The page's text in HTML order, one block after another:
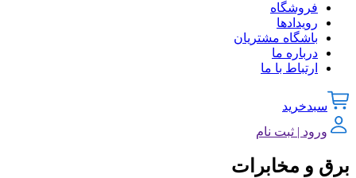
فروشگاه
رویدادها
باشگاه مشتریان
درباره ما
ارتباط با ما
سبدخرید
ورود | ثبت نام
برق و مخابرات